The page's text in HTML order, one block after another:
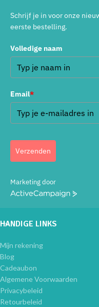
Schrijf je in voor onze
eerste bestelling.
Volledige naam
Email*
Verzenden
Marketing door
ActiveCampaign
HANDIGE LINKS
Mijn rekening
Blog
Cadeaubon
Algemene Voorwaarden
Privacybeleid
Retourbeleid